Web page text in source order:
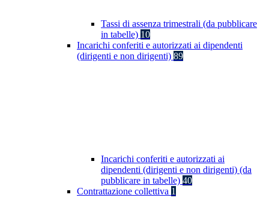
Tassi di assenza trimestrali (da pubblicare
in tabelle) 10
Incarichi conferiti e autorizzati ai dipendenti
(dirigenti e non dirigenti) 89
Incarichi conferiti e autorizzati ai
dipendenti (dirigenti e non dirigenti) (da
pubblicare in tabelle) 40
Contrattazione collettiva 1